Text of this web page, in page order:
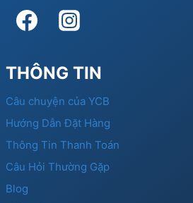
THÔNG TIN
Câu chuyện của YCB
Hướng Dẫn Đặt Hàng
Thông Tin Thanh Toán
Câu Hỏi Thường Gặp
Blog